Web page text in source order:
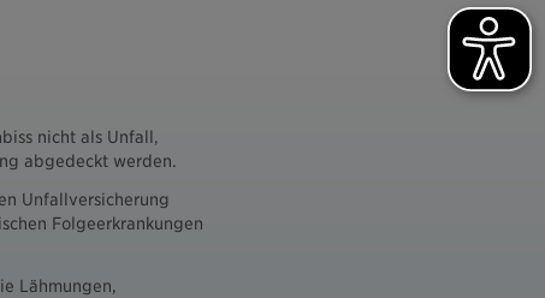
nicht als Unfall,
abgedeckt werden.
Unfallversicherung
Folgeerkrankungen
Lähmungen,